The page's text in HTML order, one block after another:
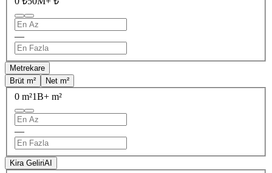
—
Metrekare
Brüt m²
Net m²
0 m²1B+ m²
—
Kira GeliriAI